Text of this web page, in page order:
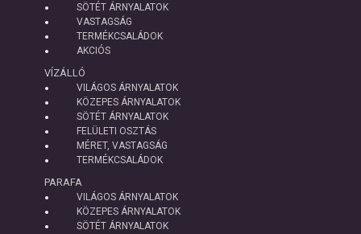
SÖTÉT ÁRNYALATOK
VASTAGSÁG
TERMÉKCSALÁDOK
AKCIÓS
VÍZÁLLÓ
VILÁGOS ÁRNYALATOK
KÖZEPES ÁRNYALATOK
SÖTÉT ÁRNYALATOK
FELÜLETI OSZTÁS
MÉRET, VASTAGSÁG
TERMÉKCSALÁDOK
PARAFA
VILÁGOS ÁRNYALATOK
KÖZEPES ÁRNYALATOK
SÖTÉT ÁRNYALATOK